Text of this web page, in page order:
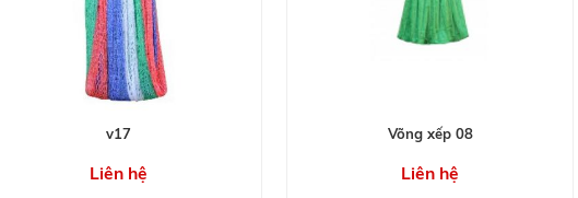
v17
Liên hệ
Võng xếp 08
Liên hệ